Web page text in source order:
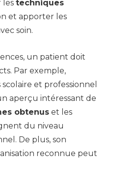
les techniques
et apporter les
soin.
un patient doit
Par exemple,
et professionnel
aperçu intéressant de
obtenus et les
du niveau
De plus, son
reconnue peut